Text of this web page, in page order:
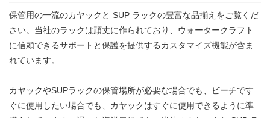
保管用の一流のカヤックと SUP ラックの豊富な品揃えをご覧くだ
さい。当社のラックは頑丈に作られており、ウォータークラフト
に信頼できるサポートと保護を提供するカスタマイズ機能が含ま
れています。
カヤックやSUPラックの保管場所が必要な場合でも、ビーチです
ぐに使用したい場合でも、カヤックはすぐに使用できるように準